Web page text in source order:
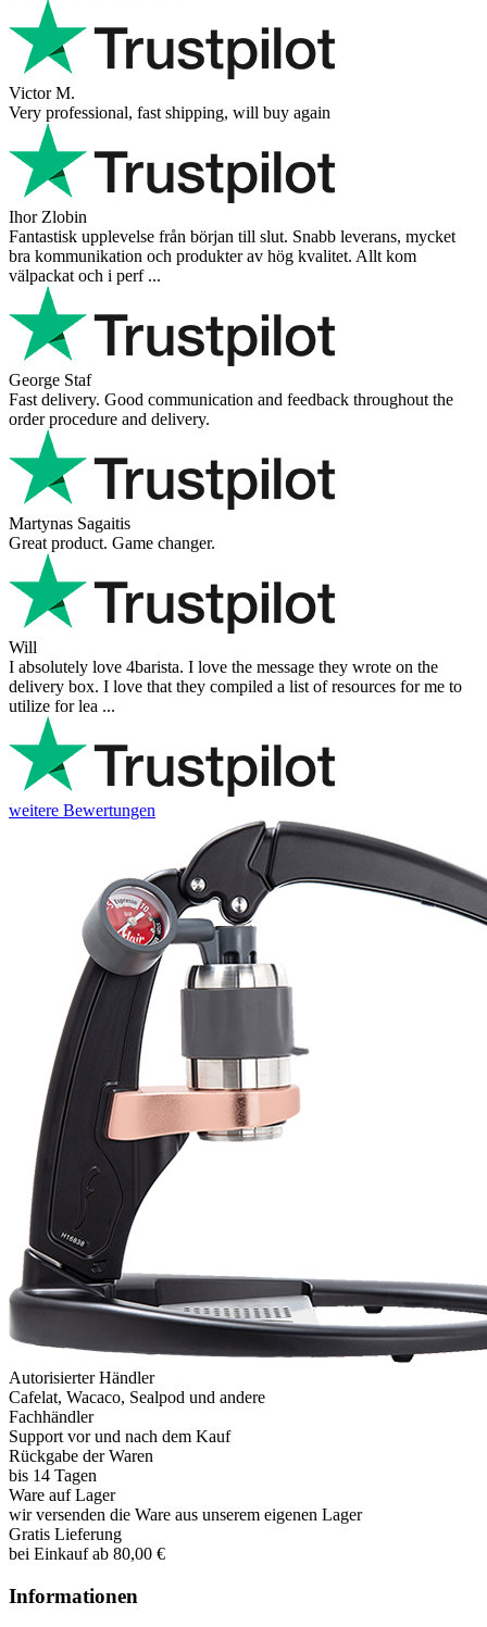
Victor M.
Very professional, fast shipping, will buy again
Ihor Zlobin
Fantastisk upplevelse från början till slut. Snabb leverans, mycket
bra kommunikation och produkter av hög kvalitet. Allt kom
välpackat och i perf ...
George Staf
Fast delivery. Good communication and feedback throughout the
order procedure and delivery.
Martynas Sagaitis
Great product. Game changer.
Will
I absolutely love 4barista. I love the message they wrote on the
delivery box. I love that they compiled a list of resources for me to
utilize for lea ...
weitere Bewertungen
Autorisierter Händler
Cafelat, Wacaco, Sealpod und andere
Fachhändler
Support vor und nach dem Kauf
Rückgabe der Waren
bis 14 Tagen
Ware auf Lager
wir versenden die Ware aus unserem eigenen Lager
Gratis Lieferung
bei Einkauf ab 80,00 €
Informationen